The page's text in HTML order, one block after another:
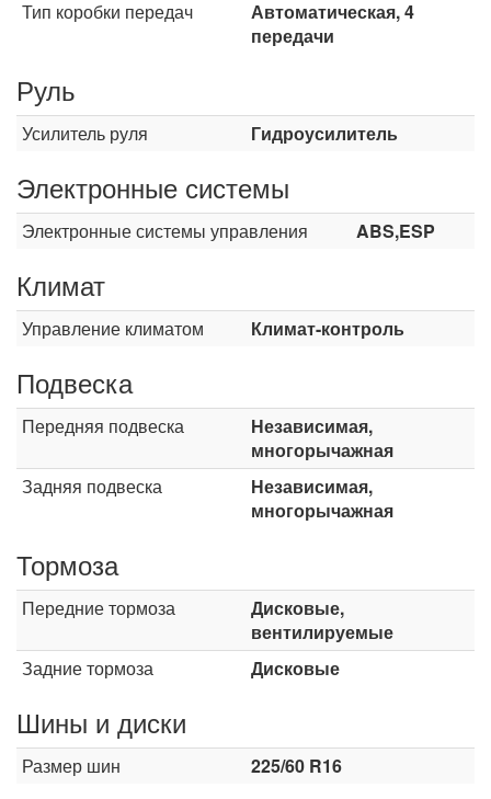
Тип коробки передач
Автоматическая, 4
передачи
Руль
Усилитель руля Гидроусилитель
Электронные системы
Электронные системы управления ABS,ESP
Климат
Управление климатом Климат-контроль
Подвеска
Передняя подвеска
Независимая,
многорычажная
Задняя подвеска
Независимая,
многорычажная
Тормоза
Передние тормоза
Дисковые,
вентилируемые
Задние тормоза
Дисковые
Шины и диски
Размер шин 225/60 R16